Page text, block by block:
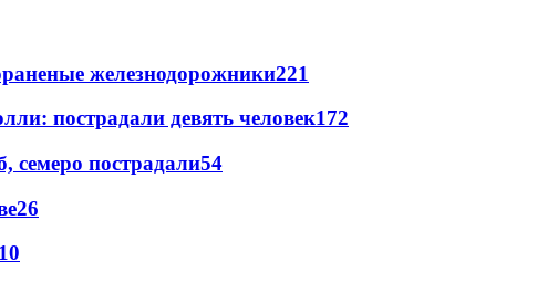
железнодорожники221
пострадали девять человек172
семеро пострадали54
26